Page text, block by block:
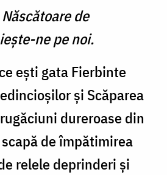
de
ne pe noi.
eşti gata Fierbinte
şi Scăparea
dureroase din
de împătimirea
relele deprinderi şi